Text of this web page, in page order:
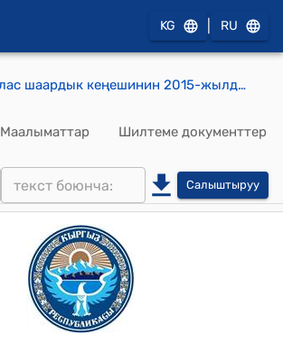
KG RU
Талас шаардык кеңешинин 2015-жылдын 11-мартындагы № 155/20-6 "Талас шаардык өз алдынча башкаруусу – мэриясынын Талас шаарын 2015-жылга карата социалдык экономикалык жактан өнүктүрүү Программасын бекитүү жөнүндө" токтому
Маалыматтар Шилтеме документтер
Салыштыруу